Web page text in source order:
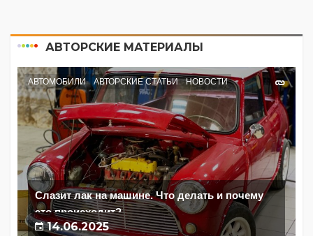
АВТОРСКИЕ МАТЕРИАЛЫ
АВТОМОБИЛИ АВТОРСКИЕ СТАТЬИ НОВОСТИ
Слазит лак на машине. Что делать и почему
это происходит?
14.06.2025